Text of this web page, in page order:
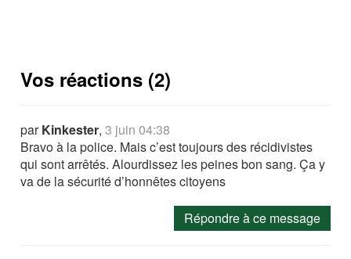
Vos réactions (2)
parKinkester,3 juin 04:38
Bravo à la police. Mais c’est toujours des récidivistes
qui sont arrêtés. Alourdissez les peines bon sang. Ça y
va de la sécurité d’honnêtes citoyens
Répondre à ce message